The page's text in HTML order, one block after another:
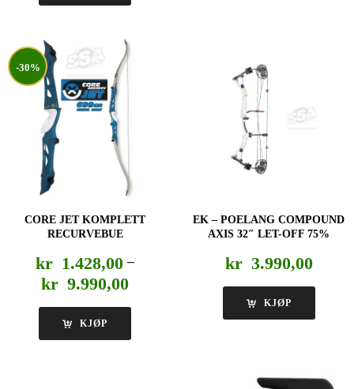
-30%
CORE JET KOMPLETT
RECURVEBUE
kr 1.428,00 –
kr 9.990,00Prisområde:
KJØP
EK – POELANG COMPOUND
AXIS 32″ LET-OFF 75%
kr 3.990,00
KJØP